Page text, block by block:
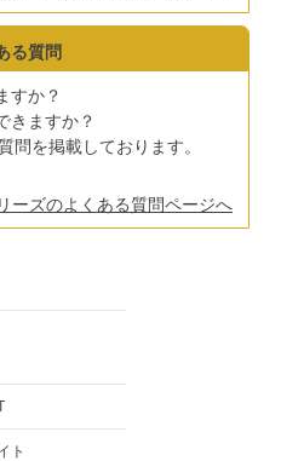
る質問
すか？
きますか？
問を掲載しております。
ーズのよくある質問ページへ
ト